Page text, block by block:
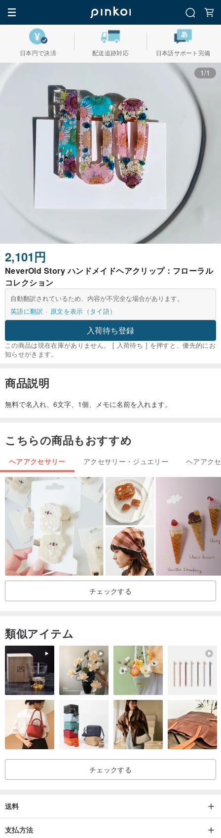
日本円で決済 配送追跡対応 日本語サポート完備
1/1
2,101円
NeverOld Story ハンドメイドヘアクリップ：フローラル
コレクション
自動翻訳されているため、内容が不完全な場合があります。
英語に翻訳
原文を表示（タイ語）
入荷待ち登録
この商品は現在在庫がありません。 [ 入荷待ち ] を押すと、優先的にお
知らせがきます。
商品説明
無料で名入れ、6文字、1個、メモに名前を入れます。
こちらの商品もおすすめ
ヘアアクセサリー アクセサリー・ジュエリー ヘアアク
チェックする
類似アイテム
チェックする
送料
支払方法